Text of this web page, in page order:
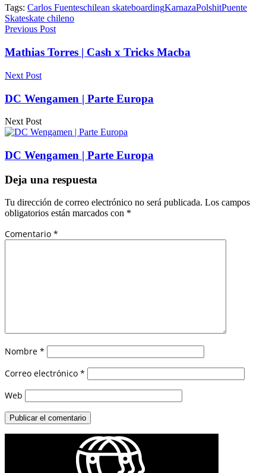
Tags: Carlos Fuenteschilean skateboardingKarnazaPolshitPuente
Skateskate chileno
Previous Post
Mathias Torres | Cash x Tricks Macba
Next Post
DC Wengamen | Parte Europa
Next Post
DC Wengamen | Parte Europa
Deja una respuesta
Tu dirección de correo electrónico no será publicada. Los campos
obligatorios están marcados con *
Comentario *
Nombre *
Correo electrónico *
Web